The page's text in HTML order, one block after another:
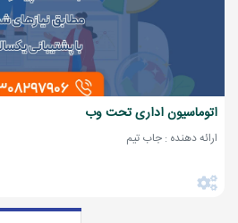
اتوماسیون اداری تحت وب
ارائه دهنده : جاب تیم